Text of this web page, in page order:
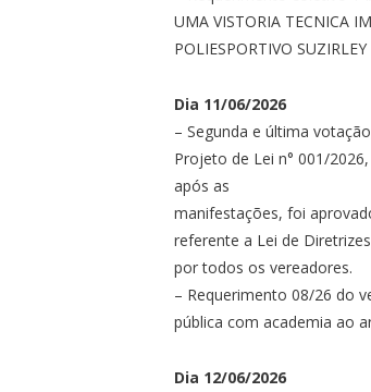
UMA VISTORIA TECNICA
POLIESPORTIVO
Dia 11/06/2026
– Segunda e última
Projeto de Lei n° 001/
após as
manifestações, foi
referente a Lei de
por todos os vereadores.
– Requerimento 08/26 do
pública com academia ao
Dia 12/06/2026